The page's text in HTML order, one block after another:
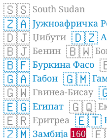
🇸🇸 South Sudan
🇿🇦 Јужноафричка
🇩🇯 Џибути 🇩🇿
🇧🇯 Бенин 🇧🇼
🇧🇫 Буркина Фасо
🇬🇦 Габон 🇬🇲
🇬🇼 Гвинеа-Бисау
🇪🇬 Египат 🇬🇶
🇪🇷 Еритреа 🇪🇹
Замбија 160